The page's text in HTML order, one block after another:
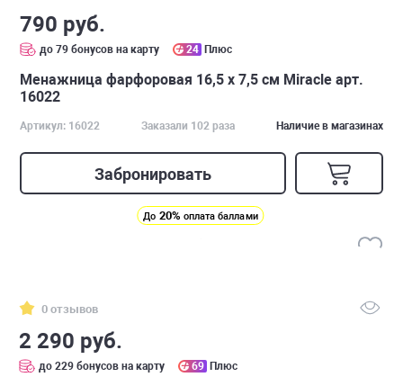
790 руб.
до 79 бонусов на карту 24 Плюс
Менажница фарфоровая 16,5 х 7,5 см Miracle арт.
16022
Артикул: 16022 Заказали 102 раза Наличие в магазинах
Забронировать
До 20% оплата баллами
0 отзывов
2 290 руб.
до 229 бонусов на карту 69 Плюс